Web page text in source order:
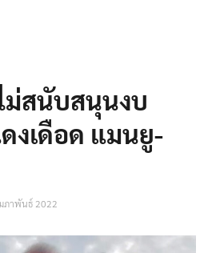
สนับสนุนงบ
งเดือด แมนยู-
ภาพันธ์ 2022